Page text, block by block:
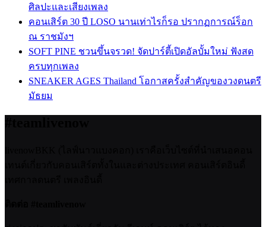
ศิลปะและเสียงเพลง
คอนเสิร์ต 30 ปี LOSO นานเท่าไรก็รอ ปรากฏการณ์ร็อก
ณ ราชมังฯ
SOFT PINE ชวนขึ้นจรวด! จัดปาร์ตี้เปิดอัลบั้มใหม่ ฟังสด
ครบทุกเพลง
SNEAKER AGES Thailand โอกาสครั้งสำคัญของวงดนตรี
มัธยม